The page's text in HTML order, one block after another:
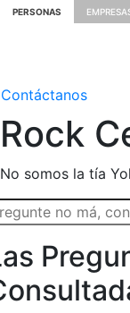
PERSONAS
Contáctanos
Rock
No somos la tía